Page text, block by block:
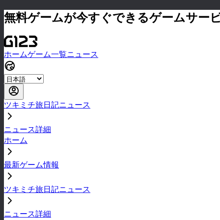
無料ゲームが今すぐできるゲームサー
ホームゲーム一覧ニュース
ツキミチ旅日記ニュース
ニュース詳細
ホーム
最新ゲーム情報
ツキミチ旅日記ニュース
ニュース詳細